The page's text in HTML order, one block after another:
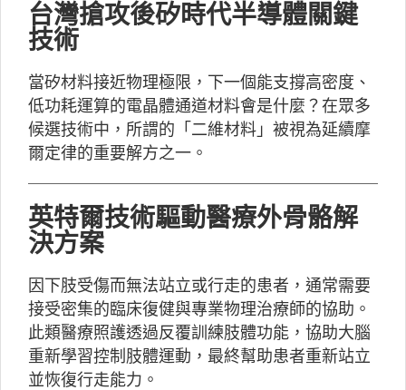
台灣搶攻後矽時代半導體關鍵
技術
當矽材料接近物理極限，下一個能支撐高密度、
低功耗運算的電晶體通道材料會是什麼？在眾多
候選技術中，所謂的「二維材料」被視為延續摩
爾定律的重要解方之一。
英特爾技術驅動醫療外骨骼解
決方案
因下肢受傷而無法站立或行走的患者，通常需要
接受密集的臨床復健與專業物理治療師的協助。
此類醫療照護透過反覆訓練肢體功能，協助大腦
重新學習控制肢體運動，最終幫助患者重新站立
並恢復行走能力。